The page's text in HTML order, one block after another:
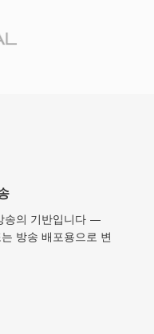
지원합니다.
인프라, 케이블
수십억 장의
있습니다.
송의 기반입니다 —
방송 배포용으로 변